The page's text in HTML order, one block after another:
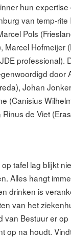
hun
van temp-rite
Pols
Marcel Hofmeijer
professional).
door
Johan
(Canisius
Rinus de Viet
tafel lag blijkt
Alles hangt
drinken is
van het
van Bestuur er
op na houdt.